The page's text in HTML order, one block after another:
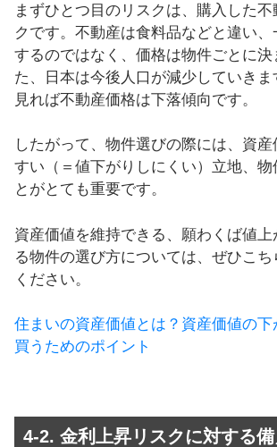
まずひとつ目のリスクは、購入した不
クです。不動産は食料品などと違い、
するのではなく、価格は物件ごとに決
た、日本は今後人口が減少していき
見れば不動産価格は下落傾向です。
したがって、物件選びの際には、資
すい（＝値下がりしにくい）立地、物
とがとても重要です。
資産価値を維持できる、願わくば値上
る物件の選び方については、ぜひこ
ください。
住まいの資産価値とは？資産価値の
買うためのポイント
4-2. 金利上昇リスクに対する備